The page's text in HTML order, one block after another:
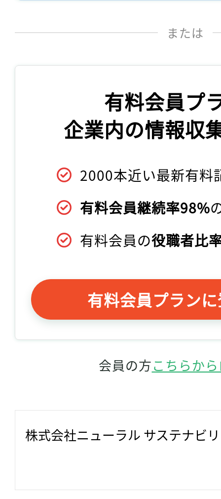
または
有料会員プ
企業内の情報収
2000本近い最新有料
有料会員継続率98%
有料会員の役職者比
有料会員プラン
会員の方こちらか
株式会社ニューラル サステナビ